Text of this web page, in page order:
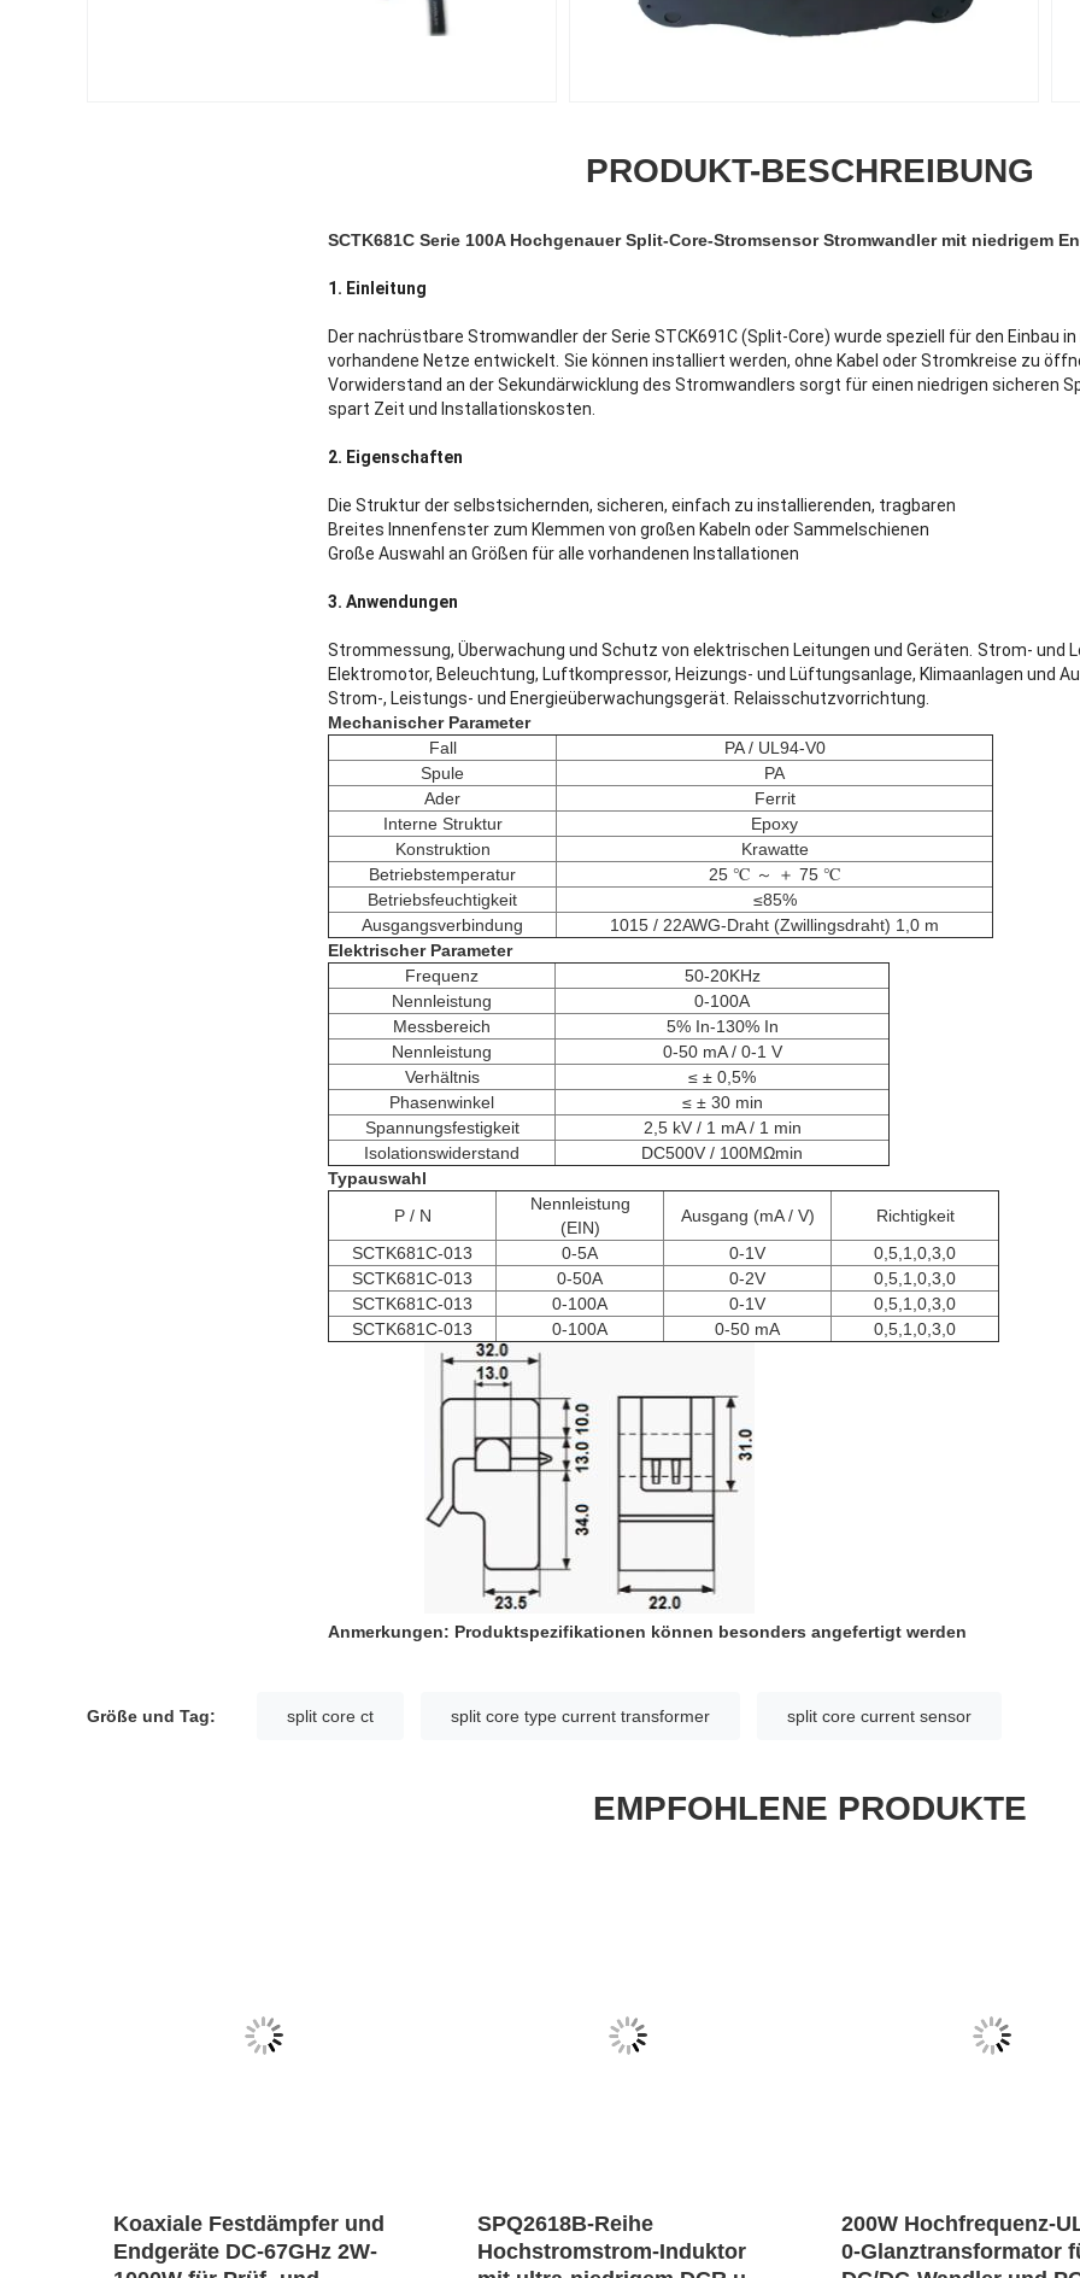
PRODUKT-BESCHREIBUNG
SCTK681C Serie 100A Hochgenauer Split-Core-Stromsensor Stromwandler mit niedrigem
1. Einleitung
Der nachrüstbare Stromwandler der Serie STCK691C (Split-Core) wurde speziell für den Einbau
vorhandene Netze entwickelt. Sie können installiert werden, ohne Kabel oder Stromkreise zu
Vorwiderstand an der Sekundärwicklung des Stromwandlers sorgt für einen niedrigen sicheren
spart Zeit und Installationskosten.
2. Eigenschaften
Die Struktur der selbstsichernden, sicheren, einfach zu installierenden, tragbaren
Breites Innenfenster zum Klemmen von großen Kabeln oder Sammelschienen
Große Auswahl an Größen für alle vorhandenen Installationen
3. Anwendungen
Strommessung, Überwachung und Schutz von elektrischen Leitungen und Geräten. Strom- und
Elektromotor, Beleuchtung, Luftkompressor, Heizungs- und Lüftungsanlage, Klimaanlagen und
Strom-, Leistungs- und Energieüberwachungsgerät. Relaisschutzvorrichtung.
Mechanischer Parameter
Fall
PA / UL94-V0
Spule
PA
Ader
Ferrit
Interne Struktur
Epoxy
Konstruktion
Krawatte
Betriebstemperatur
25 ℃ ～ ＋ 75 ℃
Betriebsfeuchtigkeit
≤85%
Ausgangsverbindung
1015 / 22AWG-Draht (Zwillingsdraht) 1,0 m
Elektrischer Parameter
Frequenz
50-20KHz
Nennleistung
0-100A
Messbereich
5% In-130% In
Nennleistung
0-50 mA / 0-1 V
Verhältnis
≤ ± 0,5%
Phasenwinkel
≤ ± 30 min
Spannungsfestigkeit
2,5 kV / 1 mA / 1 min
Isolationswiderstand
DC500V / 100MΩmin
Typauswahl
P / N
Nennleistung
(EIN)
Ausgang (mA / V)
Richtigkeit
SCTK681C-013
0-5A 0-1V
0,5,1,0,3,0
SCTK681C-013
0-50A 0-2V
0,5,1,0,3,0
SCTK681C-013
0-100A 0-1V
0,5,1,0,3,0
SCTK681C-013
0-100A 0-50 mA 0,5,1,0,3,0
Anmerkungen: Produktspezifikationen können besonders angefertigt werden
Größe und Tag: split core ct split core type current transformer split core current sensor
EMPFOHLENE PRODUKTE
Koaxiale Festdämpfer und
Endgeräte DC-67GHz 2W-
SPQ2618B-Reihe
Hochstromstrom-Induktor
200W Hochfrequenz-
0-Glanztransformator